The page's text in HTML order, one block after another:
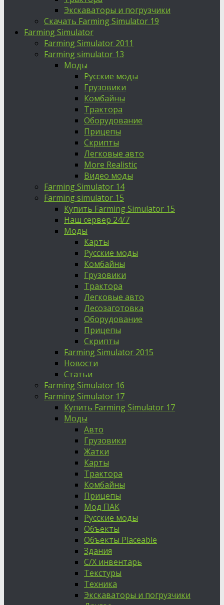
Экскаваторы и погрузчики
Скачать Farming Simulator 19
Farming Simulator
Farming Simulator 2011
Farming simulator 13
Моды
Русские моды
Грузовики
Комбайны
Трактора
Оборудование
Прицепы
Скрипты
Легковые авто
More Realistic
Видео моды
Farming Simulator 14
Farming simulator 15
Купить Farming Simulator 15
Наш сервер 24/7
Моды
Карты
Русские моды
Комбайны
Грузовики
Трактора
Легковые авто
Лесозаготовка
Оборудование
Прицепы
Скрипты
Farming Simulator 2015
Новости
Статьи
Farming Simulator 16
Farming Simulator 17
Купить Farming Simulator 17
Моды
Авто
Грузовики
Жатки
Карты
Трактора
Комбайны
Прицепы
Мод ПАК
Русские моды
Объекты
Объекты Placeable
Здания
С/Х инвентарь
Текстуры
Техника
Экскаваторы и погрузчики